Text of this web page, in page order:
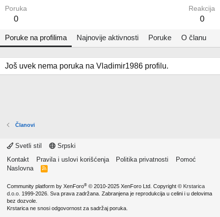
Poruka
0
Reakcija
0
Poruke na profilima Najnovije aktivnosti Poruke O članu
Još uvek nema poruka na Vladimir1986 profilu.
Članovi
Svetli stil
Srpski
Kontakt
Pravila i uslovi korišćenja Politika privatnosti
Pomoć
Naslovna
R
Community platform by XenForo® © 2010-2025 XenForo Ltd. Copyright © Krstarica
d.o.o. 1999-2026. Sva prava zadržana. Zabranjena je reprodukcija u celini i u delovima
bez dozvole.
Krstarica ne snosi odgovornost za sadržaj poruka.